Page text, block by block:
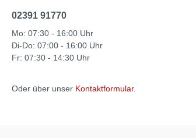
02391 91770
Mo: 07:30 - 16:00 Uhr
Di-Do: 07:00 - 16:00 Uhr
Fr: 07:30 - 14:30 Uhr
Oder über unser Kontaktformular.